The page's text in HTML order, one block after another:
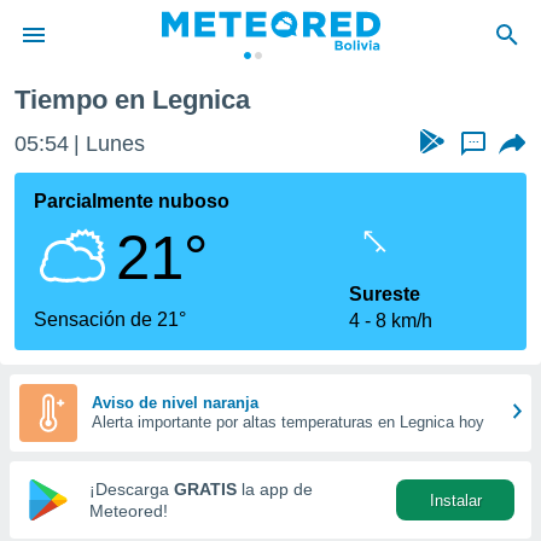
de
ha
que se
calidad.
a este
las
y
forma
digital
basada
Tiempo en Legnica
05:54 Lunes ...
Parcialmente nuboso
21°
Sensación de 21°
Sureste
4
8 km/h
Aviso de nivel naranja
Alerta importante por altas temperaturas en Legnica hoy
¡Descarga GRATIS la app de
Meteored!
Instalar